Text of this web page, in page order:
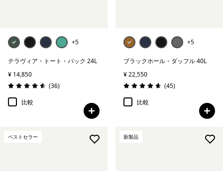
+5
テラヴィア・トート・パック 24L
¥ 14,850
評価: 4.6 / 5
(36レビュー
)
比較
+5
ブラックホール・ダッフル 40L
¥ 22,550
評価: 4.7 / 5
(45レビュー
)
比較
ベストセラー 新製品